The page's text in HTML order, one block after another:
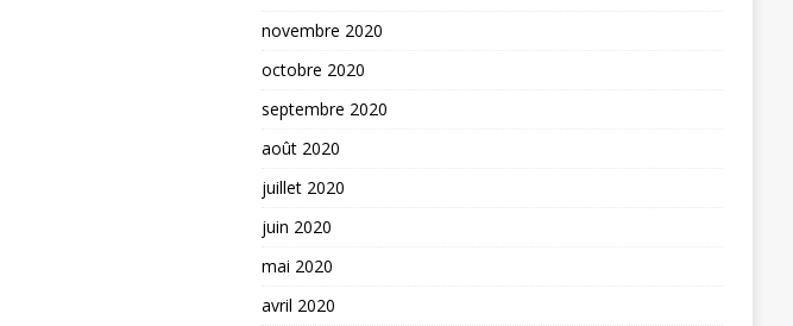
novembre 2020
octobre 2020
septembre 2020
août 2020
juillet 2020
juin 2020
mai 2020
avril 2020